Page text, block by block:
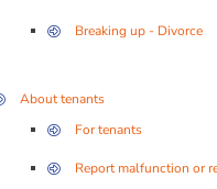
Breaking up - Divorce
About tenants
For tenants
Report malfunction or